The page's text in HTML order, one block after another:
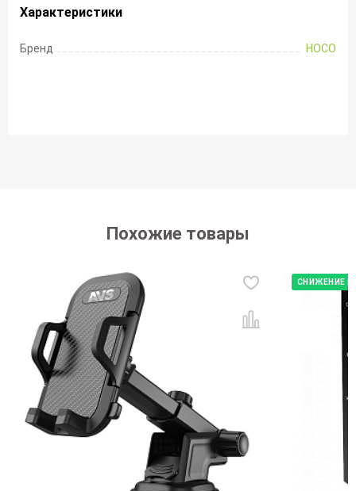
Характеристики
Бренд HOCO
Похожие товары
СНИЖЕНИЕ